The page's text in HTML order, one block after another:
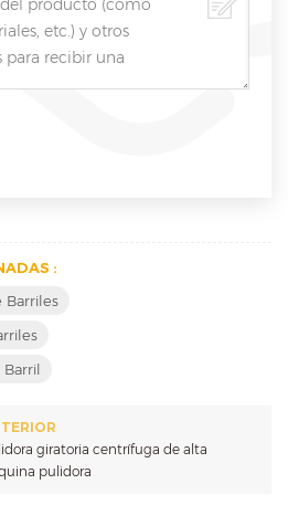
:
Barriles
Barril
giratoria centrífuga de alta
pulidora